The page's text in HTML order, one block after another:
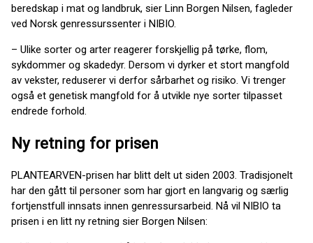
beredskap i mat og landbruk, sier Linn Borgen Nilsen, fagleder
ved Norsk genressurssenter i NIBIO.
– Ulike sorter og arter reagerer forskjellig på tørke, flom,
sykdommer og skadedyr. Dersom vi dyrker et stort mangfold
av vekster, reduserer vi derfor sårbarhet og risiko. Vi trenger
også et genetisk mangfold for å utvikle nye sorter tilpasset
endrede forhold.
Ny retning for prisen
PLANTEARVEN-prisen har blitt delt ut siden 2003. Tradisjonelt
har den gått til personer som har gjort en langvarig og særlig
fortjenstfull innsats innen genressursarbeid. Nå vil NIBIO ta
prisen i en litt ny retning sier Borgen Nilsen: